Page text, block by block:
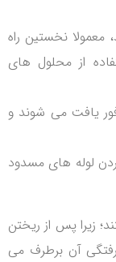
معمولا نخستین راه
از محلول های
یافت می شوند و
لوله های مسدود
زیرا پس از ریختن
آن برطرف می